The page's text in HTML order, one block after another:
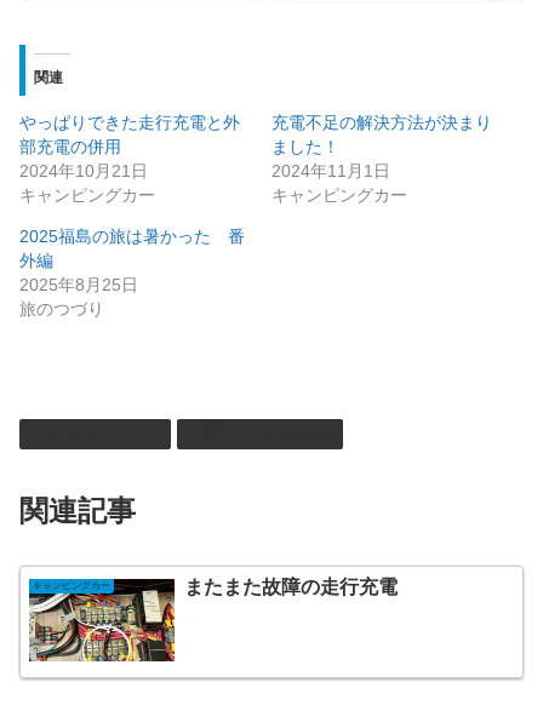
関連
やっぱりできた走行充電と外
部充電の併用
2024年10月21日
キャンピングカー
充電不足の解決方法が決まり
ました！
2024年11月1日
キャンピングカー
2025福島の旅は暑かった 番
外編
2025年8月25日
旅のつづり
関連記事
キャンピングカー またまた故障の走行充電